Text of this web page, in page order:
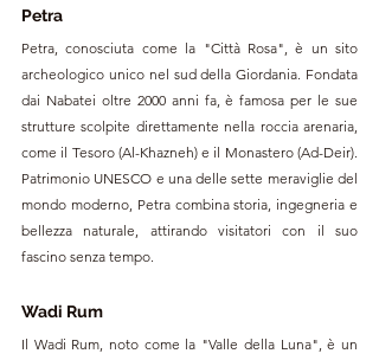
Petra
Petra, conosciuta come la "Città Rosa", è un sito
archeologico unico nel sud della Giordania. Fondata
dai Nabatei oltre 2000 anni fa, è famosa per le sue
strutture scolpite direttamente nella roccia arenaria,
come il Tesoro (Al-Khazneh) e il Monastero (Ad-Deir).
Patrimonio UNESCO e una delle sette meraviglie del
mondo moderno, Petra combina storia, ingegneria e
bellezza naturale, attirando visitatori con il suo
fascino senza tempo.
Wadi Rum
Il Wadi Rum, noto come la "Valle della Luna", è un